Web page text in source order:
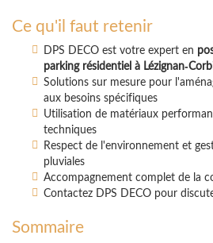
Ce qu'il faut retenir
DPS DECO est votre expert en
parking résidentiel à Lézignan-
Solutions sur mesure pour
aux besoins spécifiques
Utilisation de matériaux
techniques
Respect de l'environnement et
pluviales
Accompagnement complet de la
Contactez DPS DECO pour
Sommaire